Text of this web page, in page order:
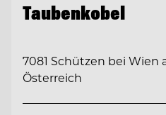
Taubenkobel
7081 Schützen bei Wien
Österreich